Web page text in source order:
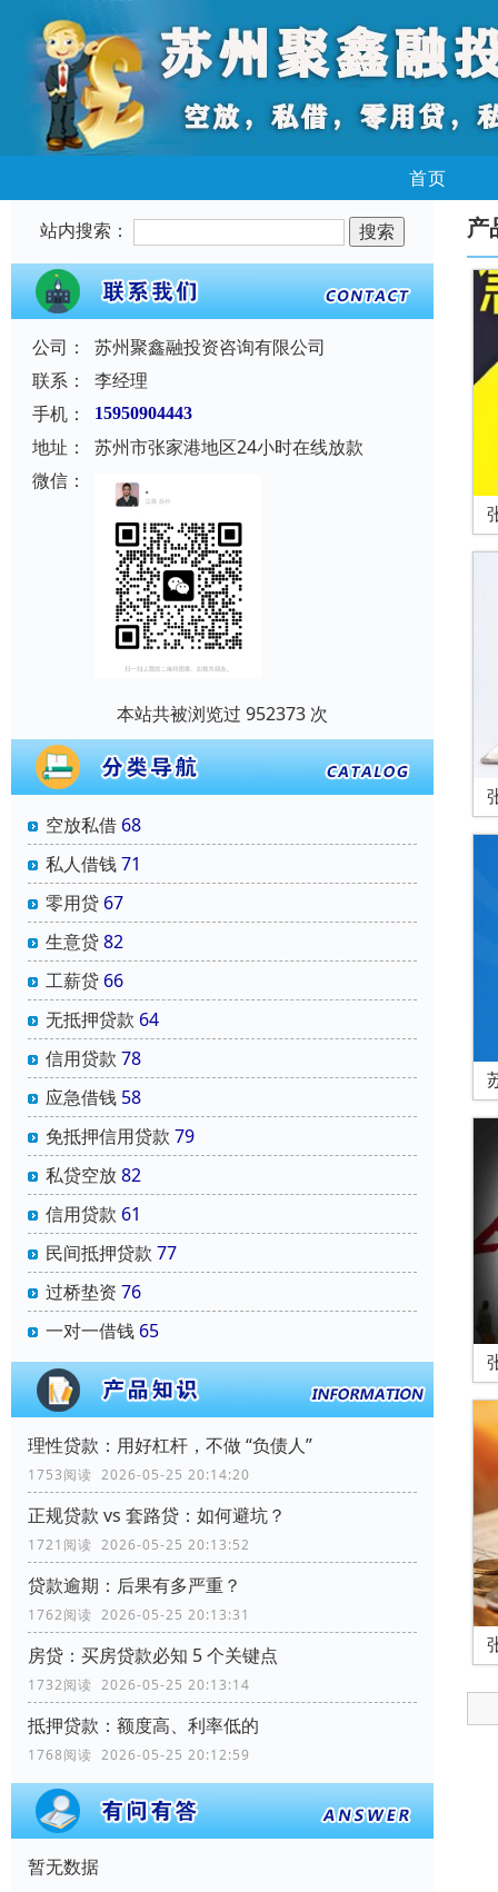
首页
站内搜索：
公司：
苏州聚鑫融投资咨询有限公司
联系：
李经理
手机：
15950904443
地址：
苏州市张家港地区24小时在线放款
微信：
本站共被浏览过 952373 次
空放私借 68
私人借钱71
零用贷 67
生意贷82
工薪贷 66
无抵押贷款 64
信用贷款 78
应急借钱 58
免抵押信用贷款 79
私贷空放82
信用贷款 61
民间抵押贷款 77
过桥垫资 76
一对一借钱 65
理性贷款：用好杠杆，不做 “负债人”
1753阅读 2026-05-25 20:14:20
正规贷款 vs 套路贷：如何避坑？
1721阅读 2026-05-25 20:13:52
贷款逾期：后果有多严重？
1762阅读 2026-05-25 20:13:31
房贷：买房贷款必知 5 个关键点
1732阅读 2026-05-25 20:13:14
抵押贷款：额度高、利率低的
1768阅读 2026-05-25 20:12:59
暂无数据
产